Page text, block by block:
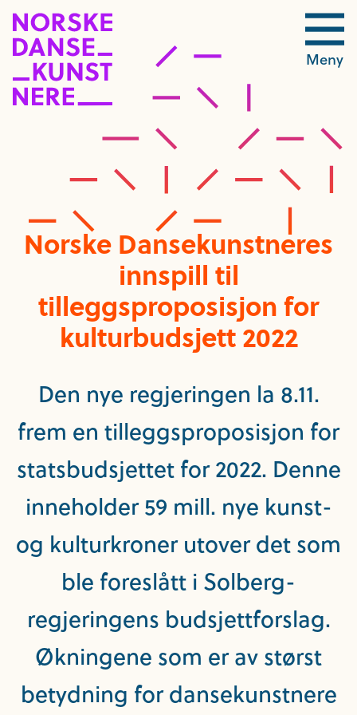
Meny
Norske Dansekunstneres
innspill til
tilleggsproposisjon for
kulturbudsjett 2022
Den nye regjeringen la 8.11.
frem en tilleggsproposisjon for
statsbudsjettet for 2022. Denne
inneholder 59 mill. nye kunst-
og kulturkroner utover det som
ble foreslått i Solberg-
regjeringens budsjettforslag.
Økningene som er av størst
betydning for dansekunstnere